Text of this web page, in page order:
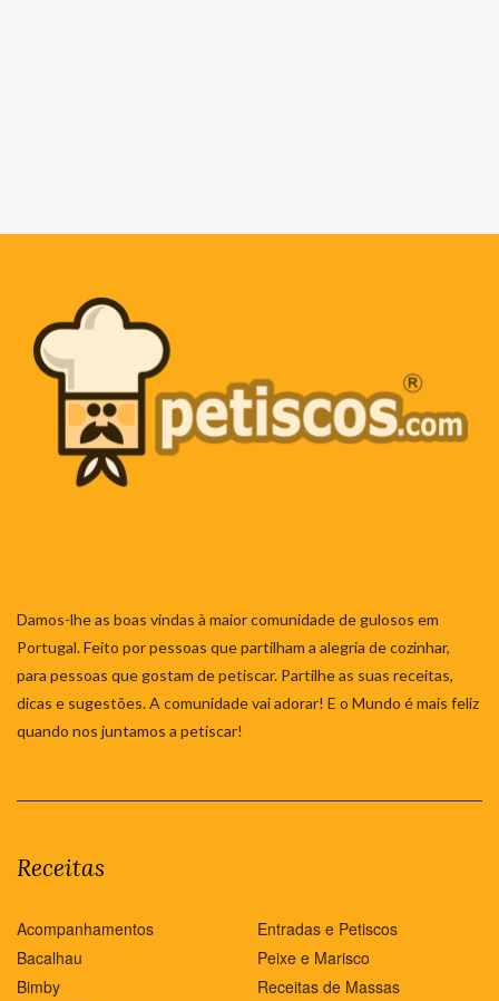
Damos-lhe as boas vindas à maior comunidade de gulosos em
Portugal. Feito por pessoas que partilham a alegria de cozinhar,
para pessoas que gostam de petiscar. Partilhe as suas receitas,
dicas e sugestões. A comunidade vai adorar! E o Mundo é mais feliz
quando nos juntamos a petiscar!
Receitas
Acompanhamentos
Bacalhau
Bimby
Entradas e Petiscos
Peixe e Marisco
Receitas de Massas